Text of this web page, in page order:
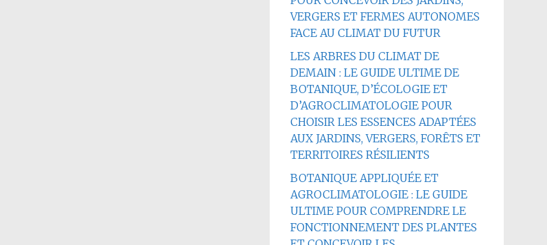
VERGERS ET FERMES AUTONOMES
FACE AU CLIMAT DU FUTUR
LES ARBRES DU CLIMAT DE
DEMAIN : LE GUIDE ULTIME DE
BOTANIQUE, D’ÉCOLOGIE ET
D’AGROCLIMATOLOGIE POUR
CHOISIR LES ESSENCES ADAPTÉES
AUX JARDINS, VERGERS, FORÊTS ET
TERRITOIRES RÉSILIENTS
BOTANIQUE APPLIQUÉE ET
AGROCLIMATOLOGIE : LE GUIDE
ULTIME POUR COMPRENDRE LE
FONCTIONNEMENT DES PLANTES